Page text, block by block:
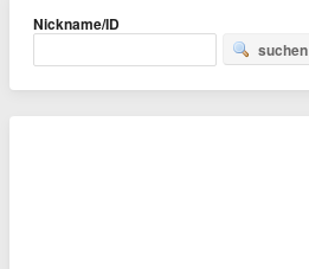
Nickname/ID
suchen